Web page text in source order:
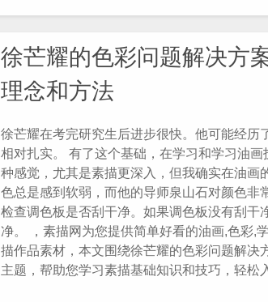
徐芒耀的色彩问题解决方
理念和方法
徐芒耀在考完研究生后进步很快。他可能经历
相对扎实。 有了这个基础，在学习和学习油
种感觉，尤其是素描更深入，但我确实在油画
色总是感到软弱，而他的导师泉山石对颜色非
检查调色板是否刮干净。如果调色板没有刮干
净。 ，素描网为您提供简单好看的油画,色彩,
描作品素材，本文围绕徐芒耀的色彩问题解决
主题，帮助您学习素描基础知识和技巧，轻松